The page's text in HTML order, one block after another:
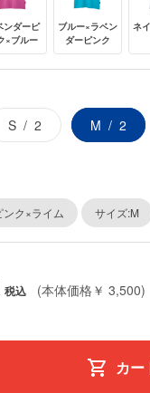
ンダーピ
×ブルー
ブルー×ラベン
ダーピンク
ネ
S 2 M 2
ンク×ライム サイズ:M
(本体価格￥ 3,500)
カー